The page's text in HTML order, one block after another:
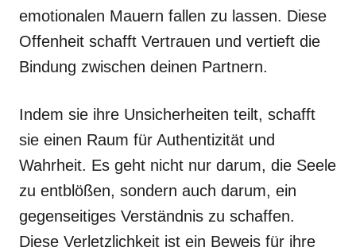
emotionalen Mauern fallen zu lassen. Diese
Offenheit schafft Vertrauen und vertieft die
Bindung zwischen deinen Partnern.
Indem sie ihre Unsicherheiten teilt, schafft
sie einen Raum für Authentizität und
Wahrheit. Es geht nicht nur darum, die Seele
zu entblößen, sondern auch darum, ein
gegenseitiges Verständnis zu schaffen.
Diese Verletzlichkeit ist ein Beweis für ihre